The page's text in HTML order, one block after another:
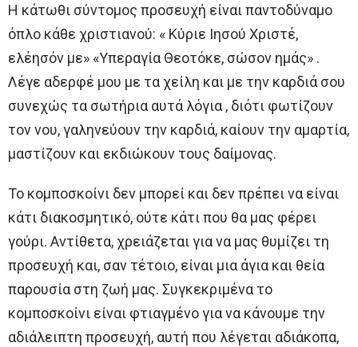
Η κάτωθι σύντομος προσευχή είναι παντοδύναμο
όπλο κάθε χριστιανού: « Κύριε Ιησού Χριστέ,
ελέησόν με» «Υπεραγία Θεοτόκε, σώσον ημάς» .
Λέγε αδερφέ μου με τα χείλη και με την καρδιά σου
συνεχώς τα σωτήρια αυτά λόγια , διότι φωτίζουν
τον νου, γαληνεύουν την καρδιά, καίουν την αμαρτία,
μαστίζουν και εκδιώκουν τους δαίμονας.
Το κομποσκοίνι δεν μπορεί και δεν πρέπει να είναι
κάτι διακοσμητικό, ούτε κάτι που θα μας φέρει
γούρι. Αντίθετα, χρειάζεται για να μας θυμίζει τη
προσευχή και, σαν τέτοιο, είναι μια άγια και θεία
παρουσία στη ζωή μας. Συγκεκριμένα το
κομποσκοίνι είναι φτιαγμένο για να κάνουμε την
αδιάλειπτη προσευχή, αυτή που λέγεται αδιάκοπα,